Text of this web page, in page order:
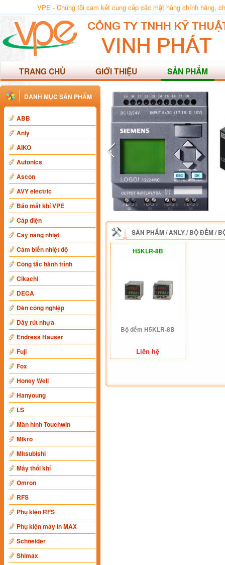
VPE - Chúng tôi cam kết cung cấp các mặt hàng chính hãng,
TRANG CHỦ GIỚI THIỆU SẢN PHẨM
DANH MỤC SẢN PHẨM
ABB
Anly
AIKO
Autonics
Ascon
AVY electric
Báo mất khí VPE
Cáp điện
Cây nâng nhiệt
Cảm biến nhiệt độ
Công tắc hành trình
Cikachi
DECA
Đèn công nghiệp
Dây rút nhựa
Endress Hauser
Fuji
Fox
Honey Well
Hanyoung
LS
Màn hình Touchwin
Mikro
Mitsubishi
Máy thổi khí
Omron
RFS
Phụ kiện RFS
Phụ kiện máy in MAX
Schneider
Shimax
SẢN PHẨM/ANLY/BỘ ĐẾM/
H5KLR-8B
Bộ đếm H5KLR-8B
Liên hệ